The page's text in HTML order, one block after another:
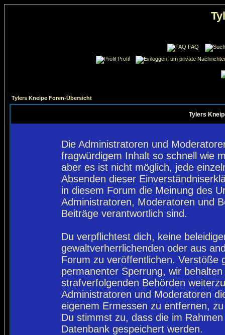
FAQ
Profil
Tylers Kneipe Foren-Übersicht
Tylers
Die Administratoren und
fragwürdigem Inhalt so schnell wie
aber es ist nicht möglich, jede
Absenden dieser
in diesem Forum die Meinung des
Administratoren, Moderatoren und
Beiträge verantwortlich sind.
Du verpflichtest dich, keine
gewaltverherrlichenden oder aus
Forum zu veröffentlichen. Verstöße
permanenter Sperrung, wir
strafverfolgenden Behörden
Administratoren und Moderatoren
eigenem Ermessen zu entfernen,
Du stimmst zu, dass die im
Datenbank gespeichert werden.